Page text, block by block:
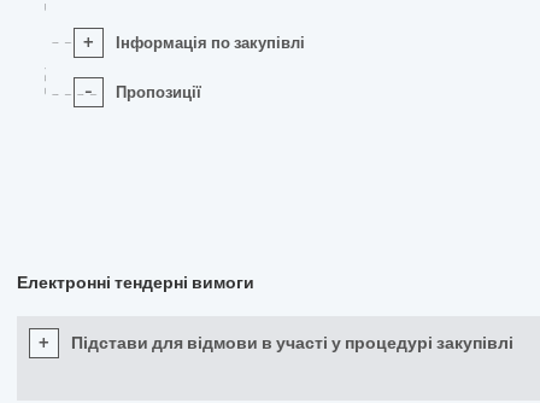
+ Інформація по закупівлі
- Пропозиції
Електронні тендерні вимоги
+ Підстави для відмови в участі у процедурі закупівлі